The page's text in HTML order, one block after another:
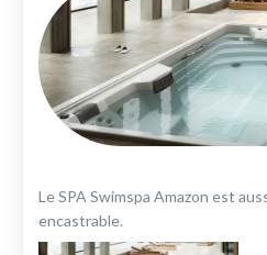
Le SPA Swimspa Amazon est
encastrable.